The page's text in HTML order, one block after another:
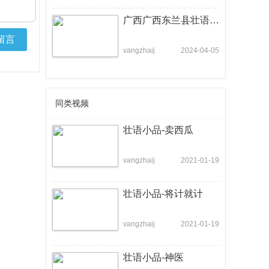
言
广西广西东兰县壮语小品：《装穷计》
vangzhaij 2024-04-05
同类视频
壮语小品-卖西瓜
vangzhaij 2021-01-19
壮语小品-将计就计
vangzhaij 2021-01-19
壮语小品-神医